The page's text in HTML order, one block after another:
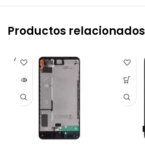
Productos relacionados
AGOTA
DO